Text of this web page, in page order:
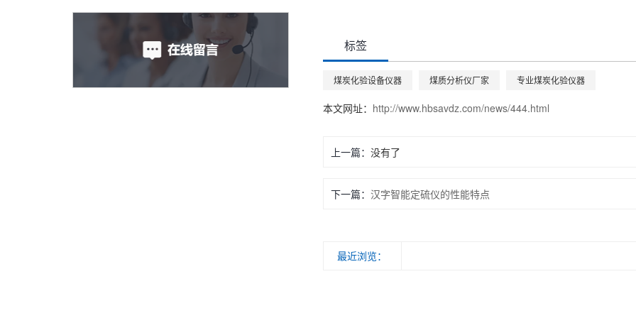
标签
煤炭化验设备仪器 煤质分析仪厂家 专业煤炭化验仪器
本文网址： http://www.hbsavdz.com/news/444.html
上一篇： 没有了
下一篇： 汉字智能定硫仪的性能特点
最近浏览：